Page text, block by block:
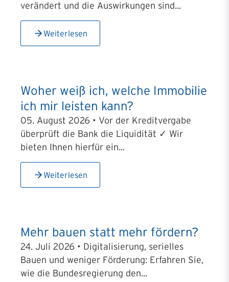
verändert und die Auswirkungen sind...
Weiterlesen
Woher weiß ich, welche Immobilie
ich mir leisten kann?
05. August 2026 • Vor der Kreditvergabe
überprüft die Bank die Liquidität ✓ Wir
bieten Ihnen hierfür ein...
Weiterlesen
Mehr bauen statt mehr fördern?
24. Juli 2026 • Digitalisierung, serielles
Bauen und weniger Förderung: Erfahren Sie,
wie die Bundesregierung den...